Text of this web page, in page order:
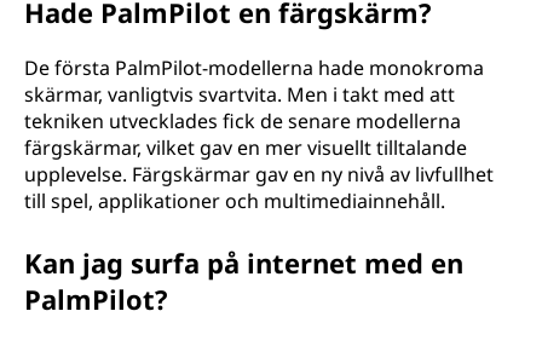
Hade PalmPilot en färgskärm?
De första PalmPilot-modellerna hade monokroma
skärmar, vanligtvis svartvita. Men i takt med att
tekniken utvecklades fick de senare modellerna
färgskärmar, vilket gav en mer visuellt tilltalande
upplevelse. Färgskärmar gav en ny nivå av livfullhet
till spel, applikationer och multimediainnehåll.
Kan jag surfa på internet med en
PalmPilot?